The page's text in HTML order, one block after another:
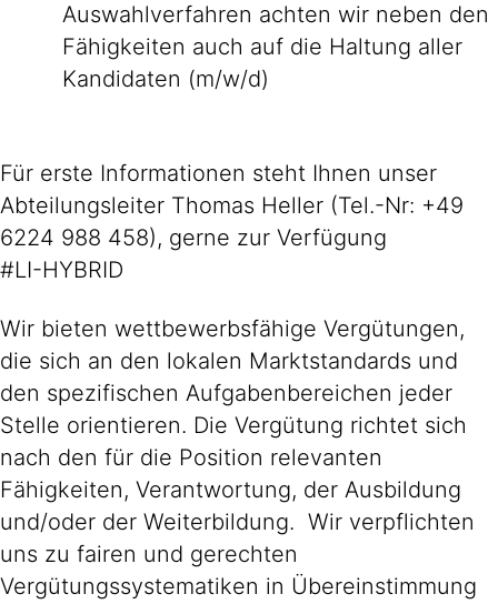
Auswahlverfahren achten wir neben den
Fähigkeiten auch auf die Haltung aller
Kandidaten (m/w/d)
Für erste Informationen steht Ihnen unser
Abteilungsleiter Thomas Heller (Tel.-Nr: +49
6224 988 458), gerne zur Verfügung
#LI-HYBRID
Wir bieten wettbewerbsfähige Vergütungen,
die sich an den lokalen Marktstandards und
den spezifischen Aufgabenbereichen jeder
Stelle orientieren. Die Vergütung richtet sich
nach den für die Position relevanten
Fähigkeiten, Verantwortung, der Ausbildung
und/oder der Weiterbildung. Wir verpflichten
uns zu fairen und gerechten
Vergütungssystematiken in Übereinstimmung